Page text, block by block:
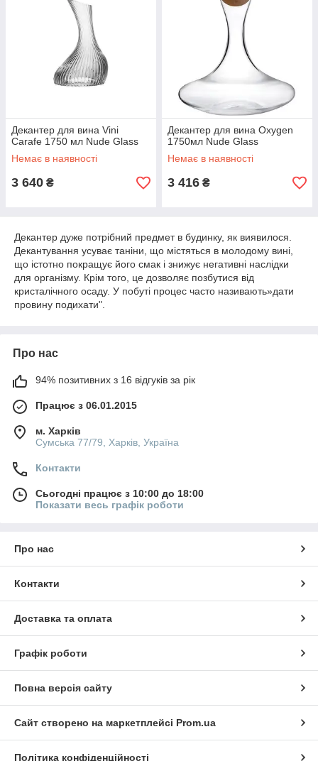
Декантер для вина Vini
Carafe 1750 мл Nude Glass
Немає в наявності
3 640 ₴
Декантер для вина Oxygen
1750мл Nude Glass
Немає в наявності
3 416 ₴
Декантер дуже потрібний предмет в будинку, як виявилося.
Декантування усуває таніни, що містяться в молодому вині,
що істотно покращує його смак і знижує негативні наслідки
для організму. Крім того, це дозволяє позбутися від
кристалічного осаду. У побуті процес часто називають»дати
провину подихати".
Про нас
94% позитивних з 16 відгуків за рік
Працює з 06.01.2015
м. Харків
Сумська 77/79, Харків, Україна
Контакти
Сьогодні працює з 10:00 до 18:00
Показати весь графік роботи
Про нас
Контакти
Доставка та оплата
Графік роботи
Повна версія сайту
Сайт створено на маркетплейсі Prom.ua
Політика конфіденційності